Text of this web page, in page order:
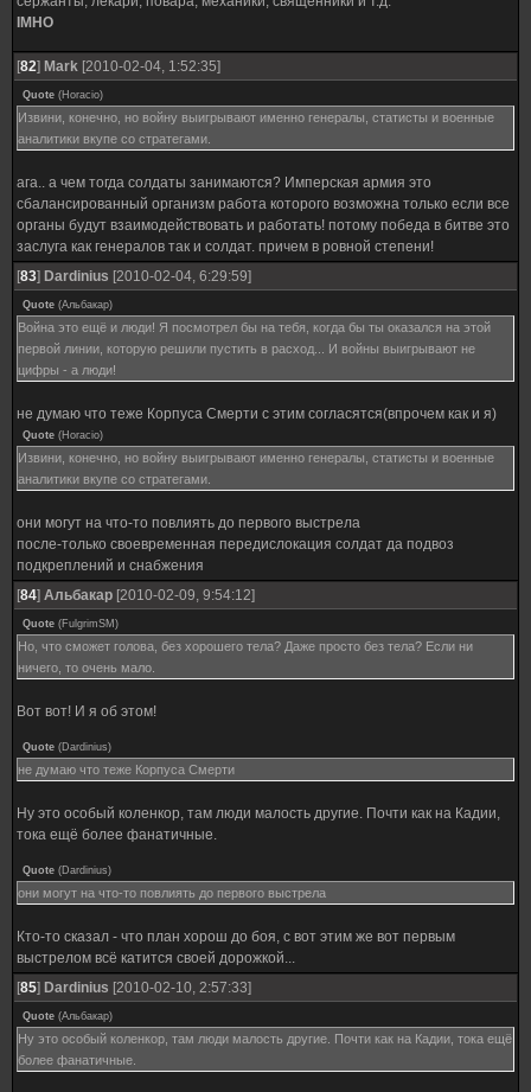
IMHO
[82] Mark [2010-02-04, 1:52:35]
Quote (Horacio)
Извини, конечно, но войну выигрывают именно генералы, статисты и военные
аналитики вкупе со стратегами.
ага.. а чем тогда солдаты занимаются? Имперская армия это
сбалансированный организм работа которого возможна только если все
органы будут взаимодействовать и работать! потому победа в битве это
заслуга как генералов так и солдат. причем в ровной степени!
[83] Dardinius [2010-02-04, 6:29:59]
Quote (Альбакар)
Война это ещё и люди! Я посмотрел бы на тебя, когда бы ты оказался на этой
первой линии, которую решили пустить в расход... И войны выигрывают не
цифры - а люди!
не думаю что теже Корпуса Смерти с этим согласятся(впрочем как и я)
Quote (Horacio)
Извини, конечно, но войну выигрывают именно генералы, статисты и военные
аналитики вкупе со стратегами.
они могут на что-то повлиять до первого выстрела
после-только своевременная передислокация солдат да подвоз
подкреплений и снабжения
[84] Альбакар [2010-02-09, 9:54:12]
Quote (FulgrimSM )
Но, что сможет голова, без хорошего тела? Даже просто без тела? Если ни
ничего, то очень мало.
Вот вот! И я об этом!
Quote (Dardinius)
не думаю что теже Корпуса Смерти
Ну это особый коленкор, там люди малость другие. Почти как на Кадии,
тока ещё более фанатичные.
Quote (Dardinius)
они могут на что-то повлиять до первого выстрела
Кто-то сказал - что план хорош до боя, с вот этим же вот первым
выстрелом всё катится своей дорожкой...
[85] Dardinius [2010-02-10, 2:57:33]
Quote (Альбакар)
Ну это особый коленкор, там люди малость другие. Почти как на Кадии, тока ещё
более фанатичные.